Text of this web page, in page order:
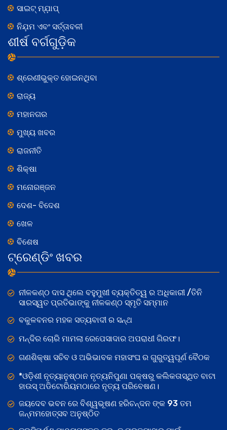
ସାଇଟ୍ ମ୍ଯ଼ାପ୍
ନିଯ଼ମ ଏବଂ ସର୍ତ୍ତାବଳୀ
ଶୀର୍ଷ ବର୍ଗଗୁଡ଼ିକ
ଶ୍ରେଣୀଭୁକ୍ତ ହୋଇନଥିବା
ରାଜ୍ୟ
ମହାନଗର
ମୁଖ୍ୟ ଖବର
ରାଜନୀତି
ଶିକ୍ଷା
ମନୋରଞ୍ଜନ
ଦେଶ- ବିଦେଶ
ଖେଳ
ବିଶେଷ
ଟ୍ରେଣ୍ଡିଂ ଖବର
ନୀଳକଣ୍ଠ ଦାସ ଥିଲେ ବହୁମୁଖୀ ବ୍ୟକ୍ତିତ୍ୱ ର ଅଧିକାରୀ /ତିନି
ସାରସ୍ୱତ ପ୍ରତିଭାଙ୍କୁ ନୀଳକଣ୍ଠ ସ୍ମୃତି ସମ୍ମାନ
ବକୁଳବନର ମହକ ସତ୍ୟବାଦୀ ର ସନ୍ଥ
ମନ୍ଦିର ଚୋରି ମାମଲା ରେପେସାଦାର ଅପରାଧୀ ଗିରଫ।
ଗଣଶିକ୍ଷା ସଚିବ ଓ ଅଭିଭାବକ ମହାସଂଘ ର ଗୁରୁତ୍ୱପୂର୍ଣ ବୈଠକ
*ଓଡ଼ିଶୀ ନୃତ୍ୟାନୁଷ୍ଠାନ ନୃତ୍ୟନିପୁଣା ପକ୍ଷରୁ କଲିକତାସ୍ଥିତ ବାଟା
ହାଉସ୍ ଅଡିଟୋରିୟମଠାରେ ନୃତ୍ୟ ପରିବେଷଣ।
ଜୟଦେବ ଭବନ ରେ ବିଶ୍ୱଭୂଷଣ ହରିଚନ୍ଦନ ଙ୍କ 93 ତମ
ଜନ୍ମମହୋତ୍ସବ ଅନୁଷ୍ଠିତ